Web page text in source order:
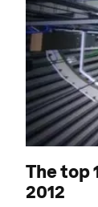
The top
2012